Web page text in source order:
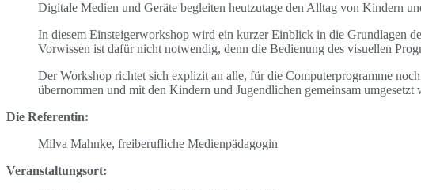
Digitale Medien und Geräte begleiten heutzutage den Alltag von Kindern
In diesem Einsteigerworkshop wird ein kurzer Einblick in die Grundlagen
Vorwissen ist dafür nicht notwendig, denn die Bedienung des visuellen
Der Workshop richtet sich explizit an alle, für die Computerprogramme
übernommen und mit den Kindern und Jugendlichen gemeinsam umgesetzt
Die Referentin:
Milva Mahnke, freiberufliche Medienpädagogin
Veranstaltungsort: